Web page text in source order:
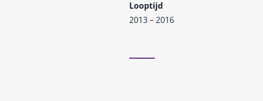
Looptijd
2013 – 2016